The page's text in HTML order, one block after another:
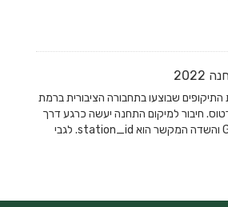
שבוצעו בתחבורה הציבורית ברמת
חיבור למיקום התחנה יעשה כרגע דרך
טבלת stops ב-GTFS והשדה המקשר הוא station_id. לגבי